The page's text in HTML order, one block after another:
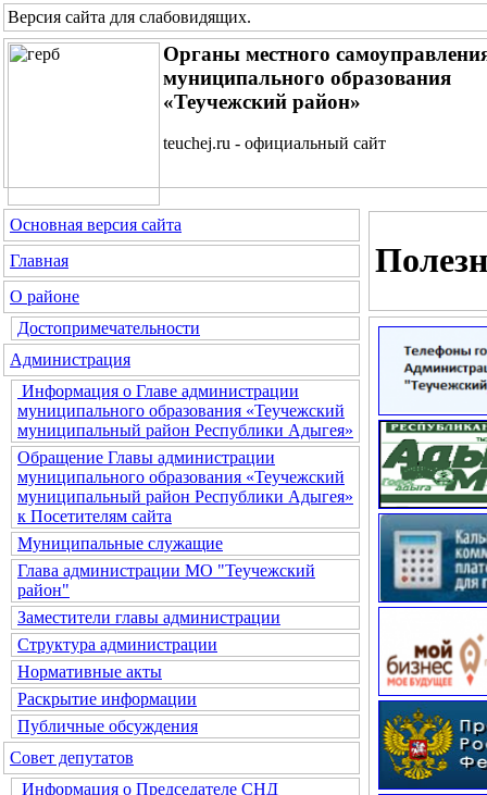
Версия сайта для слабовидящих.
Органы местного
муниципального образования
«Теучежский район»
teuchej.ru - официальный сайт
Основная версия сайта
Главная
О районе
Достопримечательности
Администрация
Информация о Главе администрации
муниципального образования «Теучежский
муниципальный район Республики Адыгея»
Обращение Главы администрации
муниципального образования «Теучежский
муниципальный район Республики Адыгея»
к Посетителям сайта
Муниципальные служащие
Глава администрации МО "Теучежский
район"
Заместители главы администрации
Структура администрации
Нормативные акты
Раскрытие информации
Публичные обсуждения
Совет депутатов
Информация о Председателе СНД